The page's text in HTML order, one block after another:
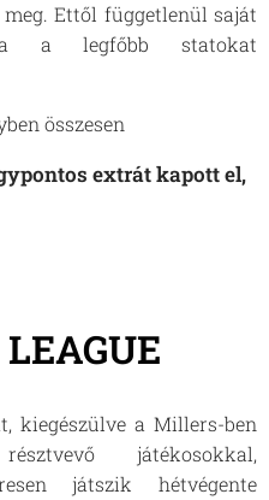
Ettől függetlenül saját
a legfőbb statokat
összesen
extrát kapott el,
kiegészülve a Millers-ben
játékosokkal,
játszik hétvégente